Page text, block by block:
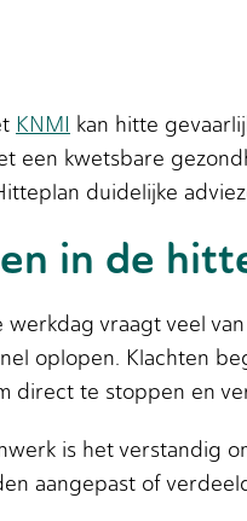
KNMI kan hitte
een kwetsbare
duidelijke
in de
werkdag vraagt veel
oplopen. Klachten
direct te stoppen en
is het verstandig
aangepast of